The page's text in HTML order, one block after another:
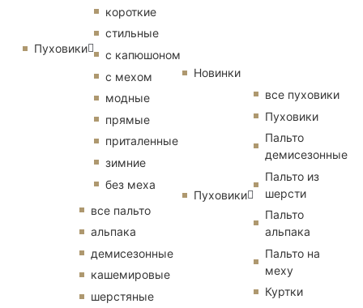
Пуховики
короткие
стильные
с капюшоном
с мехом
модные
прямые
приталенные
зимние
без меха
все пальто
альпака
демисезонные
кашемировые
шерстяные
Новинки
Пуховики
все пуховики
Пуховики
Пальто
демисезонные
Пальто из
шерсти
Пальто
альпака
Пальто на
меху
Куртки